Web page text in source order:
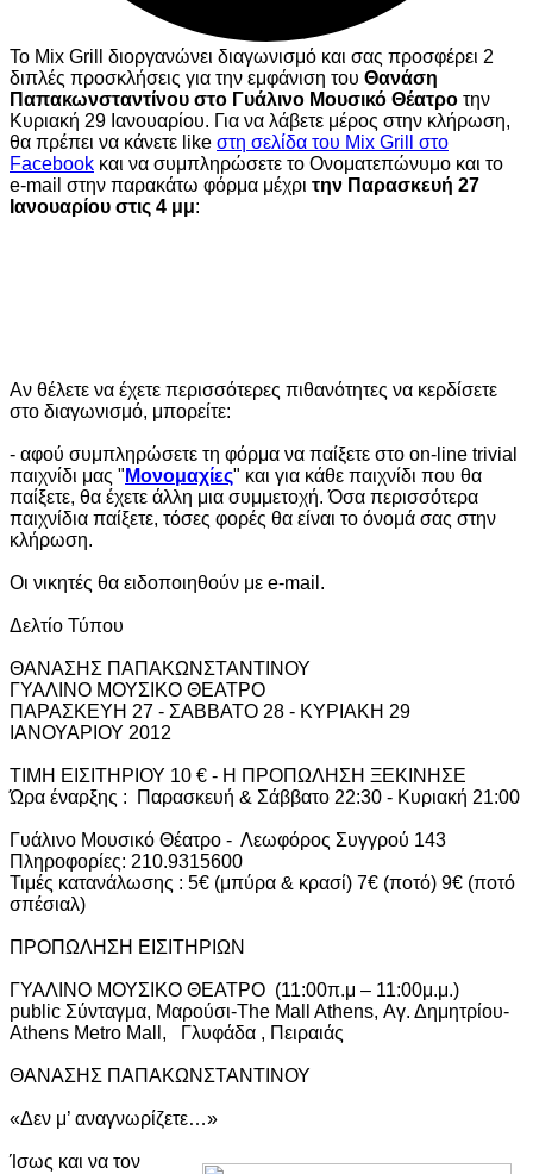
Το Mix Grill διοργανώνει διαγωνισμό και σας προσφέρει 2
διπλές προσκλήσεις για την εμφάνιση του Θανάση
Παπακωνσταντίνου στο Γυάλινο Μουσικό Θέατρο την
Κυριακή 29 Ιανουαρίου. Για να λάβετε μέρος στην κλήρωση,
θα πρέπει να κάνετε like στη σελίδα του Mix Grill στο
Facebook και να συμπληρώσετε το Ονοματεπώνυμο και το
e-mail στην παρακάτω φόρμα μέχρι την Παρασκευή 27
Ιανουαρίου στις 4 μμ:
Αν θέλετε να έχετε περισσότερες πιθανότητες να κερδίσετε
στο διαγωνισμό, μπορείτε:
- αφού συμπληρώσετε τη φόρμα να παίξετε στο on-line trivial
παιχνίδι μας " Μονομαχίες" και για κάθε παιχνίδι που θα
παίξετε, θα έχετε άλλη μια συμμετοχή. Όσα περισσότερα
παιχνίδια παίξετε, τόσες φορές θα είναι το όνομά σας στην
κλήρωση.
Οι νικητές θα ειδοποιηθούν με e-mail.
Δελτίο Τύπου
ΘΑΝΑΣΗΣ ΠΑΠΑΚΩΝΣΤΑΝΤΙΝΟΥ
ΓΥΑΛΙΝΟ ΜΟΥΣΙΚΟ ΘΕΑΤΡΟ
ΠΑΡΑΣΚΕΥΗ 27 - ΣΑΒΒΑΤΟ 28 - ΚΥΡΙΑΚΗ 29
ΙΑΝΟΥΑΡΙΟΥ 2012
ΤΙΜΗ ΕΙΣΙΤΗΡΙΟΥ 10 € - Η ΠΡΟΠΩΛΗΣΗ ΞΕΚΙΝΗΣΕ
Ώρα έναρξης : Παρασκευή & Σάββατο 22:30 - Κυριακή 21:00
Γυάλινο Μουσικό Θέατρο - Λεωφόρος Συγγρού 143
Πληροφορίες: 210.9315600
Τιμές κατανάλωσης : 5€ (μπύρα & κρασί) 7€ (ποτό) 9€ (ποτό
σπέσιαλ)
ΠΡΟΠΩΛΗΣΗ ΕΙΣΙΤΗΡΙΩΝ
ΓΥΑΛΙΝΟ ΜΟΥΣΙΚΟ ΘΕΑΤΡΟ (11:00π.μ – 11:00μ.μ.)
public Σύνταγμα, Μαρούσι-The Mall Athens, Αγ. Δημητρίου-
Athens Metro Mall, Γλυφάδα , Πειραιάς
ΘΑΝΑΣΗΣ ΠΑΠΑΚΩΝΣΤΑΝΤΙΝΟΥ
«Δεν μ’ αναγνωρίζετε…»
Ίσως και να τον